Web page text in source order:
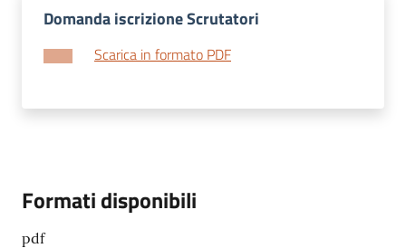
Domanda iscrizione Scrutatori
Scarica in formato PDF
Formati disponibili
pdf